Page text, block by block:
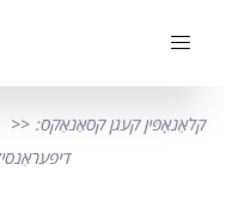
>> קלאַנאָפּין קעגן קסאַנאַקס: